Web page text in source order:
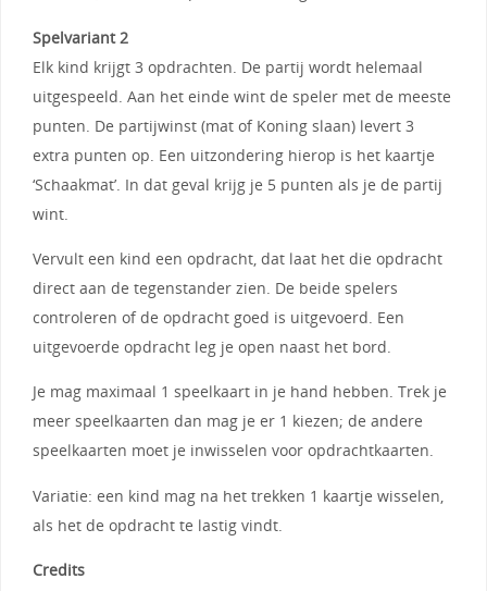
Spelvariant 2
Elk kind krijgt 3 opdrachten. De partij wordt helemaal
uitgespeeld. Aan het einde wint de speler met de meeste
punten. De partijwinst (mat of Koning slaan) levert 3
extra punten op. Een uitzondering hierop is het kaartje
‘Schaakmat’. In dat geval krijg je 5 punten als je de partij
wint.
Vervult een kind een opdracht, dat laat het die opdracht
direct aan de tegenstander zien. De beide spelers
controleren of de opdracht goed is uitgevoerd. Een
uitgevoerde opdracht leg je open naast het bord.
Je mag maximaal 1 speelkaart in je hand hebben. Trek je
meer speelkaarten dan mag je er 1 kiezen; de andere
speelkaarten moet je inwisselen voor opdrachtkaarten.
Variatie: een kind mag na het trekken 1 kaartje wisselen,
als het de opdracht te lastig vindt.
Credits